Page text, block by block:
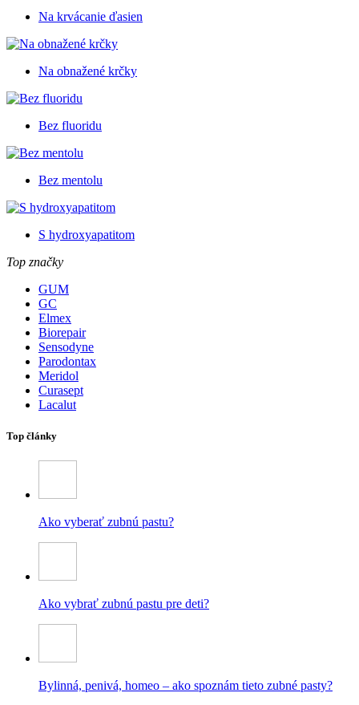
Na krvácanie ďasien
Na obnažené krčky
Bez fluoridu
Bez mentolu
S hydroxyapatitom
Top značky
GUM
GC
Elmex
Biorepair
Sensodyne
Parodontax
Meridol
Curasept
Lacalut
Top články
Ako vyberať zubnú pastu?
Ako vybrať zubnú pastu pre deti?
Bylinná, penivá, homeo – ako spoznám tieto zubné pasty?